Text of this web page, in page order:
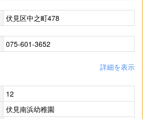
伏見区中之町478
075-601-3652
詳細を表示
12
伏見南浜幼稚園